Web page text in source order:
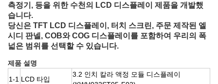
측정기, 등을 위한 수천의 LCD 디스플레이 제품을 개발했
습니다.
당신은 TFT LCD 디스플레이, 터치 스크린, 주문 제작된 엘
시디 판넬, COB와 COG 디스플레이를 포함하여 우리의 폭
넓은 범위를 선택할 수 있습니다.
제품 설명
1-1 LCD 타입
3.2 인치 칼라 액정 모듈 디스플레이